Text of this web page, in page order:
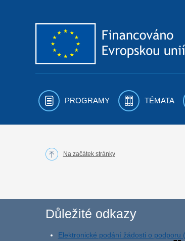
PROGRAMY TÉMATA
Na začátek stránky
Důležité odkazy
Elektronické podání žádosti o podporu